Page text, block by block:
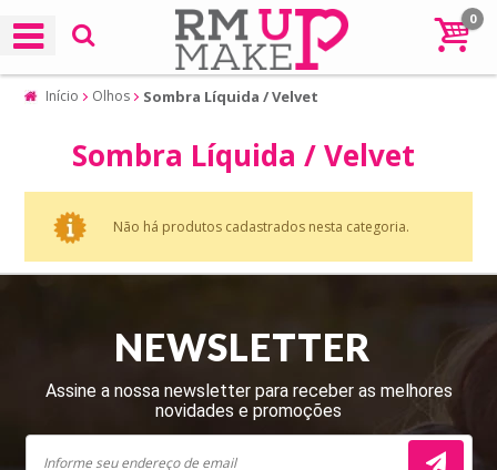
0
Início Olhos Sombra Líquida / Velvet
Sombra Líquida / Velvet
Não há produtos cadastrados nesta categoria.
NEWSLETTER
Assine a nossa newsletter para receber as melhores
novidades e promoções